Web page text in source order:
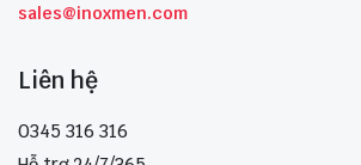
sales@inoxmen.com
Liên hệ
0345 316 316